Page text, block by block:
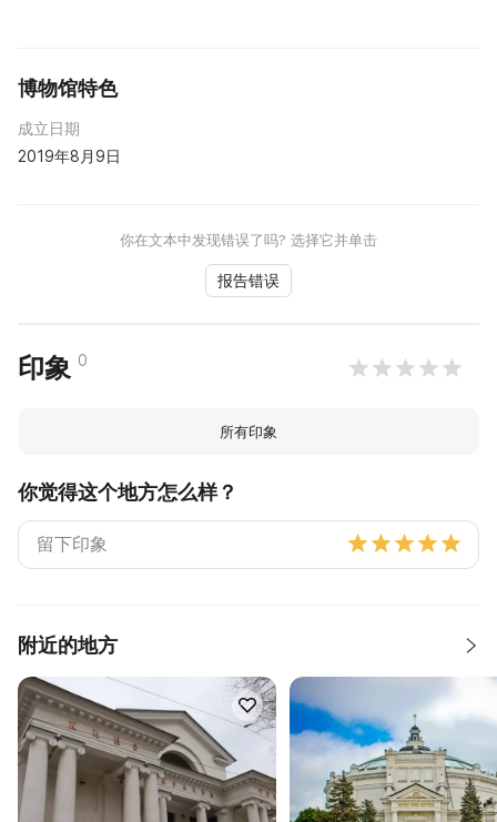
博物馆特色
成立日期
2019年8月9日
你在文本中发现错误了吗? 选择它并单击
报告错误
印象 0
所有印象
你觉得这个地方怎么样？
附近的地方